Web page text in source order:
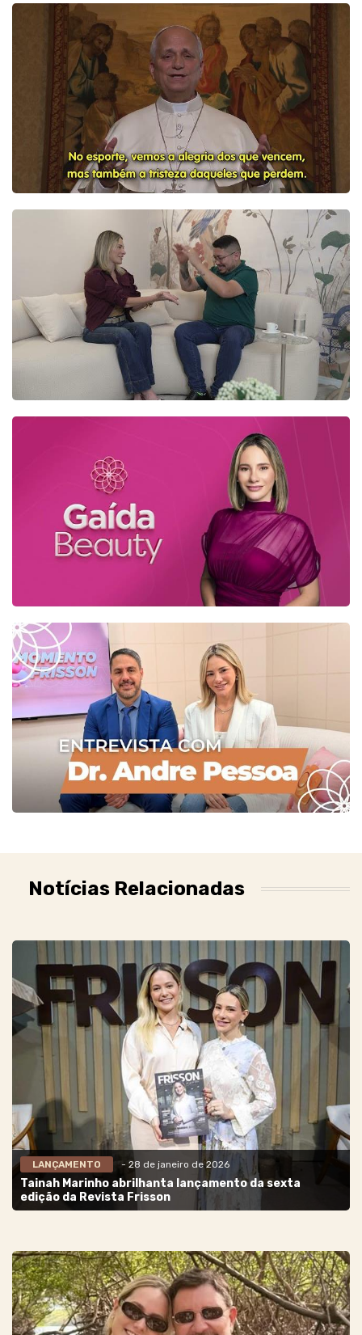
Notícias Relacionadas
LANÇAMENTO - 28 de janeiro de 2026
Tainah Marinho abrilhanta lançamento da sexta
edição da Revista Frisson